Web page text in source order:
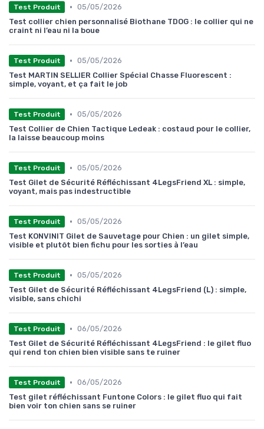
Test Produit • 05/05/2026
Test collier chien personnalisé Biothane TDOG : le collier qui ne
craint ni l’eau ni la boue
Test Produit • 05/05/2026
Test MARTIN SELLIER Collier Spécial Chasse Fluorescent :
simple, voyant, et ça fait le job
Test Produit • 05/05/2026
Test Collier de Chien Tactique Ledeak : costaud pour le collier,
la laisse beaucoup moins
Test Produit • 05/05/2026
Test Gilet de Sécurité Réfléchissant 4LegsFriend XL : simple,
voyant, mais pas indestructible
Test Produit • 05/05/2026
Test KONVINIT Gilet de Sauvetage pour Chien : un gilet simple,
visible et plutôt bien fichu pour les sorties à l’eau
Test Produit • 05/05/2026
Test Gilet de Sécurité Réfléchissant 4LegsFriend (L) : simple,
visible, sans chichi
Test Produit • 06/05/2026
Test Gilet de Sécurité Réfléchissant 4LegsFriend : le gilet fluo
qui rend ton chien bien visible sans te ruiner
Test Produit • 06/05/2026
Test gilet réfléchissant Funtone Colors : le gilet fluo qui fait
bien voir ton chien sans se ruiner